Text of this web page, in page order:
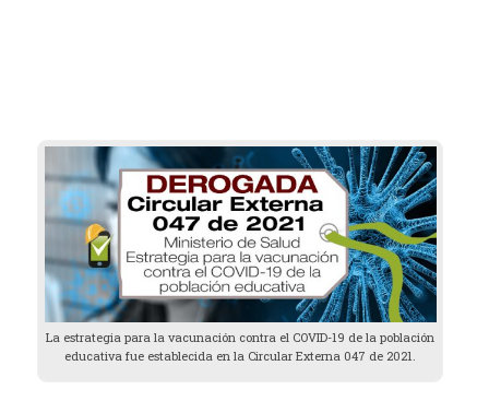
La estrategia para la vacunación contra el COVID-19 de la población
educativa fue establecida en la Circular Externa 047 de 2021.